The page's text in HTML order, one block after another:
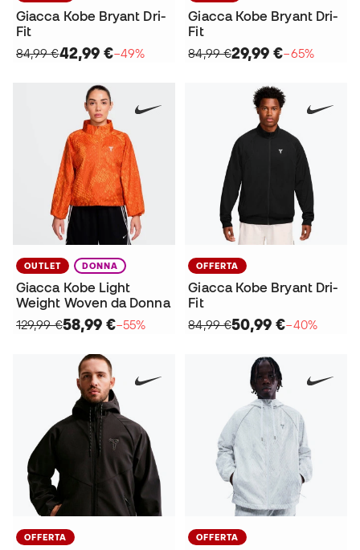
Giacca Kobe Bryant Dri-
Fit
84,99 €42,99 €−49%
Giacca Kobe Bryant Dri-
Fit
84,99 €29,99 €−65%
OUTLET DONNA
Giacca Kobe Light
Weight Woven da Donna
129,99 €58,99 €−55%
OFFERTA
Giacca Kobe Bryant Dri-
Fit
84,99 €50,99 €−40%
OFFERTA OFFERTA